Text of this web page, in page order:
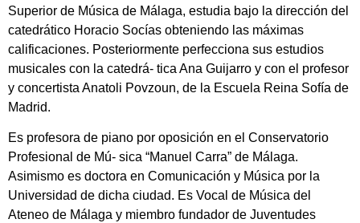
Superior de Música de Málaga, estudia bajo la dirección del
catedrático Horacio Socías obteniendo las máximas
calificaciones. Posteriormente perfecciona sus estudios
musicales con la catedrá- tica Ana Guijarro y con el profesor
y concertista Anatoli Povzoun, de la Escuela Reina Sofía de
Madrid.
Es profesora de piano por oposición en el Conservatorio
Profesional de Mú- sica “Manuel Carra” de Málaga.
Asimismo es doctora en Comunicación y Música por la
Universidad de dicha ciudad. Es Vocal de Música del
Ateneo de Málaga y miembro fundador de Juventudes